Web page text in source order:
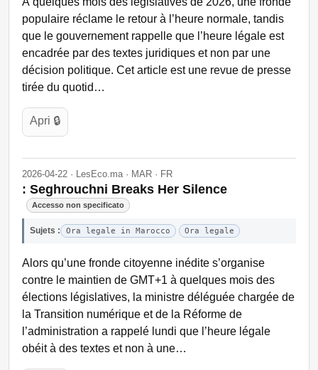
populaire réclame le retour à l’heure normale, tandis
que le gouvernement rappelle que l’heure légale est
encadrée par des textes juridiques et non par une
décision politique. Cet article est une revue de presse
tirée du quotid…
Apri 🔒
2026-04-22 · LesEco.ma · MAR · FR
: Seghrouchni Breaks Her Silence
Accesso non specificato
Sujets : Ora legale in Marocco Ora legale
Alors qu’une fronde citoyenne inédite s’organise
contre le maintien de GMT+1 à quelques mois des
élections législatives, la ministre déléguée chargée de
la Transition numérique et de la Réforme de
l’administration a rappelé lundi que l’heure légale
obéit à des textes et non à une…